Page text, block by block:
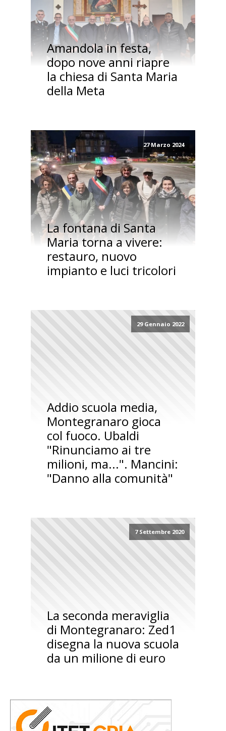
Amandola in festa,
dopo nove anni riapre
la chiesa di Santa Maria
della Meta
27 Marzo 2024
La fontana di Santa
Maria torna a vivere:
restauro, nuovo
impianto e luci tricolori
29 Gennaio 2022
Addio scuola media,
Montegranaro gioca
col fuoco. Ubaldi
"Rinunciamo ai tre
milioni, ma...". Mancini:
"Danno alla comunità"
7 Settembre 2020
La seconda meraviglia
di Montegranaro: Zed1
disegna la nuova scuola
da un milione di euro